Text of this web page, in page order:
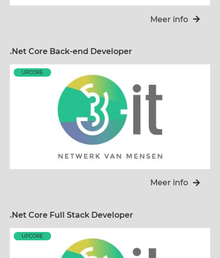
Meer info
.Net Core Back-end Developer
UPCORE
Meer info
.Net Core Full Stack Developer
UPCORE